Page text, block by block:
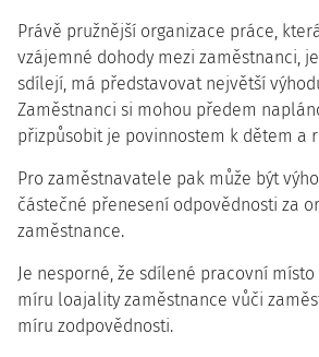
Právě pružnější organizace práce,
vzájemné dohody mezi zaměstnanci,
sdílejí, má představovat největší
Zaměstnanci si mohou předem
přizpůsobit je povinnostem k dětem a
Pro zaměstnavatele pak může být
částečné přenesení odpovědnosti za
zaměstnance.
Je nesporné, že sdílené pracovní
míru loajality zaměstnance vůči
míru zodpovědnosti.